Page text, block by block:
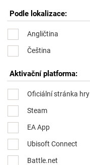
Podle lokalizace:
Angličtina
Čeština
Aktivační platforma:
Oficiální stránka hry
Steam
EA App
Ubisoft Connect
Battle.net